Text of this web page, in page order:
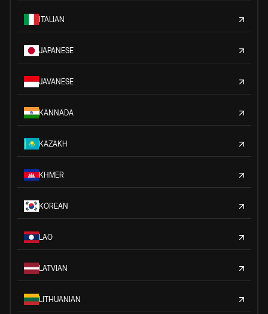
ITALIAN
JAPANESE
JAVANESE
KANNADA
KAZAKH
KHMER
KOREAN
LAO
LATVIAN
LITHUANIAN